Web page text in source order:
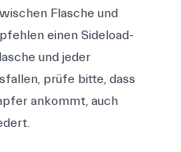
Flasche und
einen Sideload-
und jeder
prüfe bitte, dass
ankommt, auch